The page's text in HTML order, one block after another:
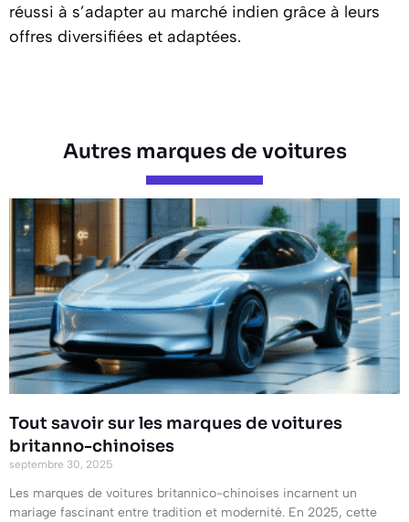
réussi à s’adapter au marché indien grâce à leurs
offres diversifiées et adaptées.
Autres marques de voitures
Tout savoir sur les marques de voitures
britanno-chinoises
septembre 30, 2025
Les marques de voitures britannico-chinoises incarnent un
mariage fascinant entre tradition et modernité. En 2025, cette